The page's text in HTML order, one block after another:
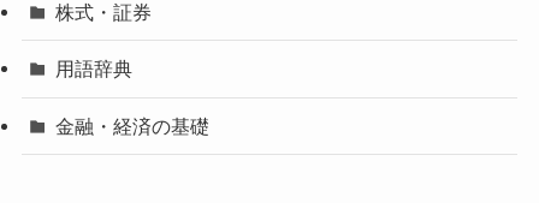
株式・証券
用語辞典
金融・経済の基礎